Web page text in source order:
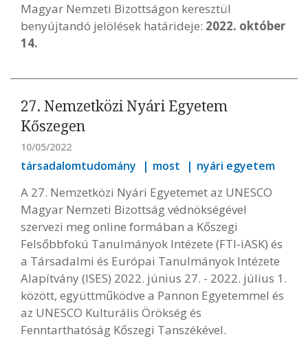
Magyar Nemzeti Bizottságon keresztül
benyújtandó jelölések határideje: 2022. október
14.
27. Nemzetközi Nyári Egyetem
Kőszegen
10/05/2022
társadalomtudomány most nyári egyetem
A 27. Nemzetközi Nyári Egyetemet az UNESCO
Magyar Nemzeti Bizottság védnökségével
szervezi meg online formában a Kőszegi
Felsőbbfokú Tanulmányok Intézete (FTI-iASK) és
a Társadalmi és Európai Tanulmányok Intézete
Alapítvány (ISES) 2022. június 27. - 2022. július 1.
között, együttműködve a Pannon Egyetemmel és
az UNESCO Kulturális Örökség és
Fenntarthatóság Kőszegi Tanszékével.